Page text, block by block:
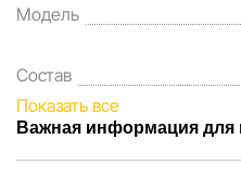
Модель
Состав
Показать все
Важная информация для